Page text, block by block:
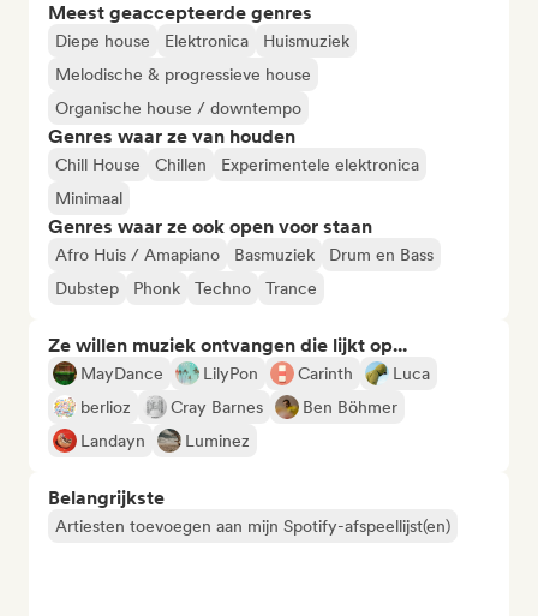
Meest geaccepteerde genres
Diepe house Elektronica
Huismuziek
Melodische & progressieve house
Organische house / downtempo
Genres waar ze van houden
Chill House Chillen
Experimentele elektronica
Minimaal
Genres waar ze ook open voor staan
Afro Huis / Amapiano Basmuziek
Drum en Bass
Dubstep
Phonk Techno Trance
Ze willen muziek ontvangen die lijkt op...
MayDance LilyPon Carinth
Luca
berlioz
Cray Barnes
Ben Böhmer
Landayn
Luminez
Belangrijkste
Artiesten toevoegen aan mijn Spotify-afspeellijst(en)